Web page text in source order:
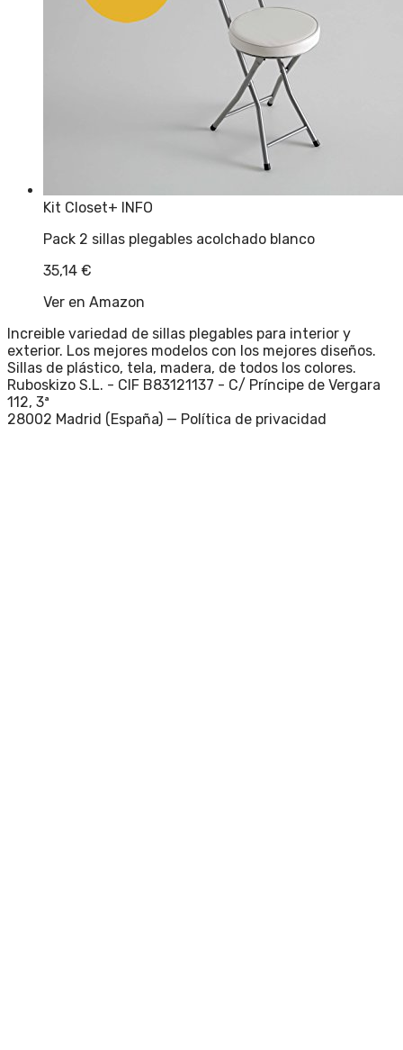
Kit Closet+ INFO
Pack 2 sillas plegables acolchado blanco
35,14 €
Ver en Amazon
Increible variedad de sillas plegables para interior y
exterior. Los mejores modelos con los mejores diseños.
Sillas de plástico, tela, madera, de todos los colores.
Ruboskizo S.L. - CIF B83121137 - C/ Príncipe de Vergara
112, 3ª
28002 Madrid (España) — Política de privacidad